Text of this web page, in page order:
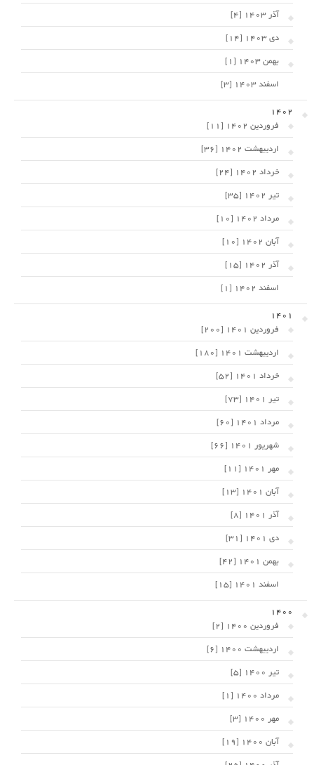
آذر 1403 [4]
دی 1403 [14]
بهمن 1403 [1]
اسفند 1403 [3]
1402
فروردین 1402 [11]
اردیبهشت 1402 [36]
خرداد 1402 [24]
تیر 1402 [35]
مرداد 1402 [10]
آبان 1402 [10]
آذر 1402 [15]
اسفند 1402 [1]
1401
فروردین 1401 [200]
اردیبهشت 1401 [180]
خرداد 1401 [52]
تیر 1401 [73]
مرداد 1401 [60]
شهریور 1401 [66]
مهر 1401 [11]
آبان 1401 [13]
آذر 1401 [8]
دی 1401 [31]
بهمن 1401 [42]
اسفند 1401 [15]
1400
فروردین 1400 [2]
اردیبهشت 1400 [6]
تیر 1400 [5]
مرداد 1400 [1]
مهر 1400 [3]
آبان 1400 [19]